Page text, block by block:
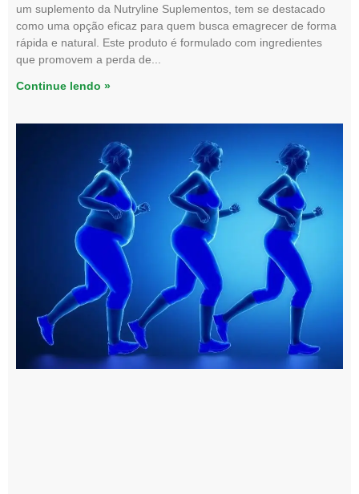
um suplemento da Nutryline Suplementos, tem se destacado
como uma opção eficaz para quem busca emagrecer de forma
rápida e natural. Este produto é formulado com ingredientes
que promovem a perda de
Continue lendo »